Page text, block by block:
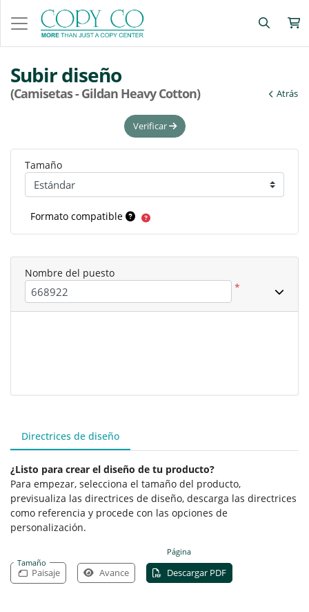
Subir diseño
(Camisetas - Gildan Heavy Cotton) Atrás
Directrices de diseño
¿Listo para crear el diseño de tu producto?
Para empezar, selecciona el tamaño del producto,
previsualiza las directrices de diseño, descarga las directrices
como referencia y procede con las opciones de
personalización.
Tamaño
Página
Paisaje Avance Descargar PDF
Verificar
Tamaño
Formato compatible
Nombre del puesto
*